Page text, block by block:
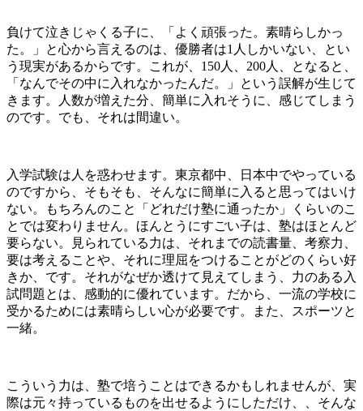
負けて泣きじゃくる子に、「よく頑張った。素晴らしかっ
た。」と心から言えるのは、優勝者は1人しかいない、とい
う現実があるからです。これが、150人、200人、となると、
「なんでその中に入れなかったんだ。」という誤解が生じて
きます。人数が増えた分、簡単に入れそうに、感じてしまう
のです。でも、それは間違い。
入学試験は人を惑わせます。東京都中、日本中でやっている
のですから、そもそも、そんなに簡単に入ると思ってはいけ
ない。もちろんのこと「どれだけ塾に通ったか」くらいのこ
とでは変わりません。ほんとうにすごい子は、塾はほとんど
要らない。見られている力は、それまでの読書量、考察力、
要は考えることや、それに理屈をつけることがどのくらい好
きか、です。それがなぜか透けて見えてしまう、力のある入
試問題とは、感動的に優れています。だから、一流の学校に
受かるためには素晴らしい心が必要です。また、スポーツと
一緒。
こういう力は、塾で培うことはできるかもしれませんが、実
際は元々持っているものを出せるようにしただけ、、そんな